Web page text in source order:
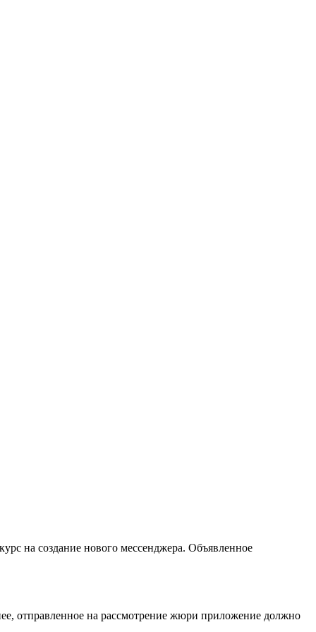
на создание нового мессенджера. Объявленное
отправленное на рассмотрение жюри приложение должно